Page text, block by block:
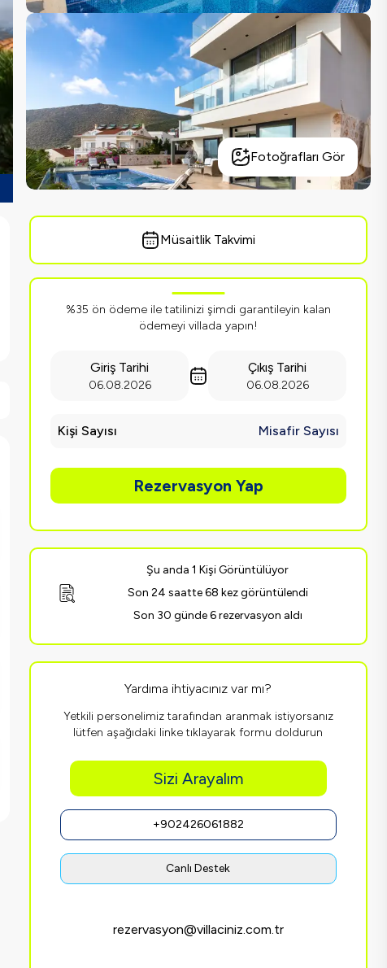
Fotoğrafları Gör
Müsaitlik Takvimi
%35 ön ödeme ile tatilinizi şimdi garantileyin kalan
ödemeyi villada yapın!
Giriş Tarihi
06.08.2026
Çıkış Tarihi
06.08.2026
Kişi Sayısı Misafir Sayısı
Rezervasyon Yap
Şu anda 1 Kişi Görüntülüyor
Son 24 saatte 68 kez görüntülendi
Son 30 günde 6 rezervasyon aldı
Yardıma ihtiyacınız var mı?
Yetkili personelimiz tarafından aranmak istiyorsanız
lütfen aşağıdaki linke tıklayarak formu doldurun
Sizi Arayalım
+902426061882
Canlı Destek
rezervasyon@villaciniz.com.tr